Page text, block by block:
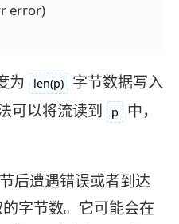
error)
为 len(p)
字节数据写入
可以将流读到 p
中，
后遭遇错误或者到达
字节数。它可能会在